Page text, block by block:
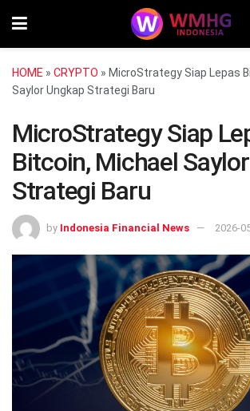
HOME » CRYPTO » MicroStrategy Siap Lepas
Saylor Ungkap Strategi Baru
MicroStrategy Siap
Bitcoin, Michael
Strategi Baru
by Indonesia Financial News 2026-